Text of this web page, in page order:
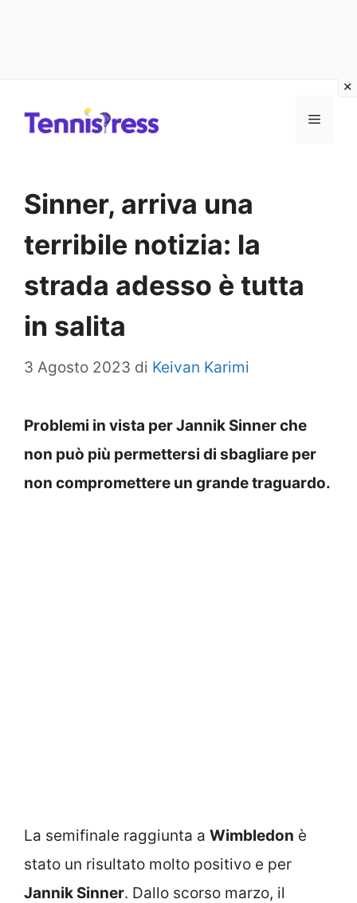
MENU
Sinner, arriva una
terribile notizia: la
strada adesso è tutta
in salita
3 Agosto 2023 di Keivan Karimi
Problemi in vista per Jannik Sinner che
non può più permettersi di sbagliare per
non compromettere un grande traguardo.
La semifinale raggiunta a Wimbledon è
stato un risultato molto positivo e per
Jannik Sinner. Dallo scorso marzo, il